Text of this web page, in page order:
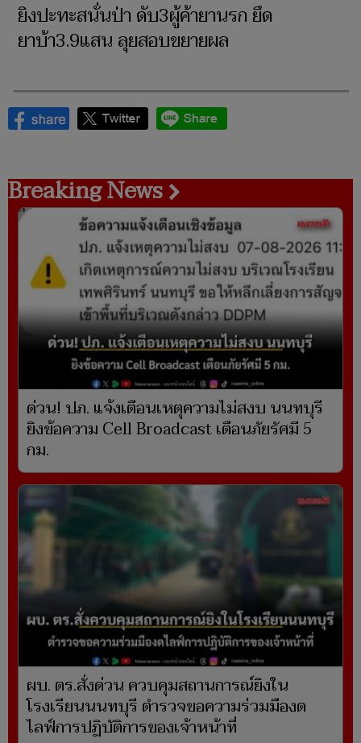
ยิงปะทะสนั่นป่า ดับ3ผู้ค้ายานรก ยึด
ยาบ้า3.9แสน ลุยสอบขยายผล
Breaking News
ด่วน! ปภ. แจ้งเตือนเหตุความไม่สงบ นนทบุรี
ยิงข้อความ Cell Broadcast เตือนภัยรัศมี 5
กม.
ผบ. ตร.สั่งด่วน ควบคุมสถานการณ์ยิงใน
โรงเรียนนนทบุรี ตำรวจขอความร่วมมืองด
ไลฟ์การปฏิบัติการของเจ้าหน้าที่